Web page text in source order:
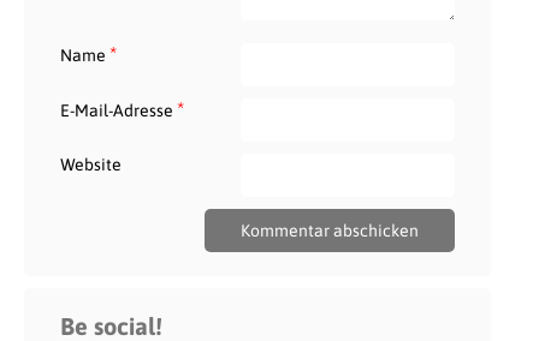
Name *
E-Mail-Adresse *
Website
Be social!